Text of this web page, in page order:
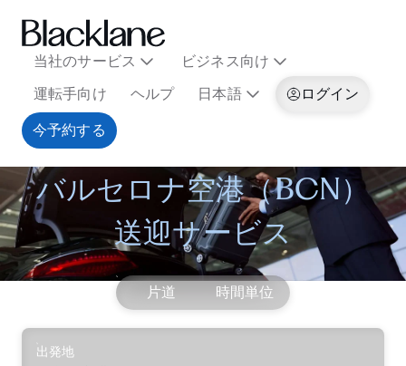
当社のサービス
ビジネス向け
運転手向け
ヘルプ 日本語
ログイン
今予約する
バルセロナ空港（BCN）
送迎サービス
片道 時間単位
出発地